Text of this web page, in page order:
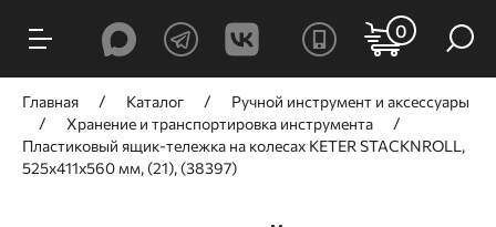
0
Главная Каталог
Ручной инcтрумент и аксессуары
Хранение и транспортировка инструмента
Пластиковый ящик-тележка на колесах KETER STACKNROLL,
525х411х560 мм, (21), (38397)